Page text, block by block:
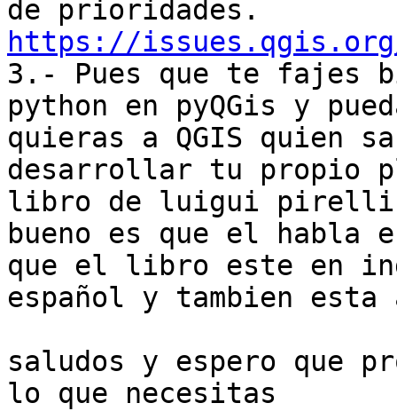
https://
3.- Pues que te fajes
python en pyQGis y
quieras a QGIS quien
desarrollar tu propio
libro de luigui
bueno es que el habla
que el libro este en
español y tambien
saludos y espero que
lo que necesitas